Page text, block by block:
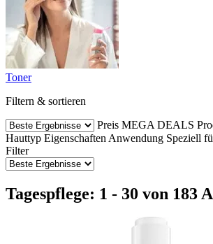
Toner
Filtern & sortieren
Preis MEGA DEALS
Hauttyp Eigenschaften Anwendung Speziell
Filter
Tagespflege: 1 - 30 von 183